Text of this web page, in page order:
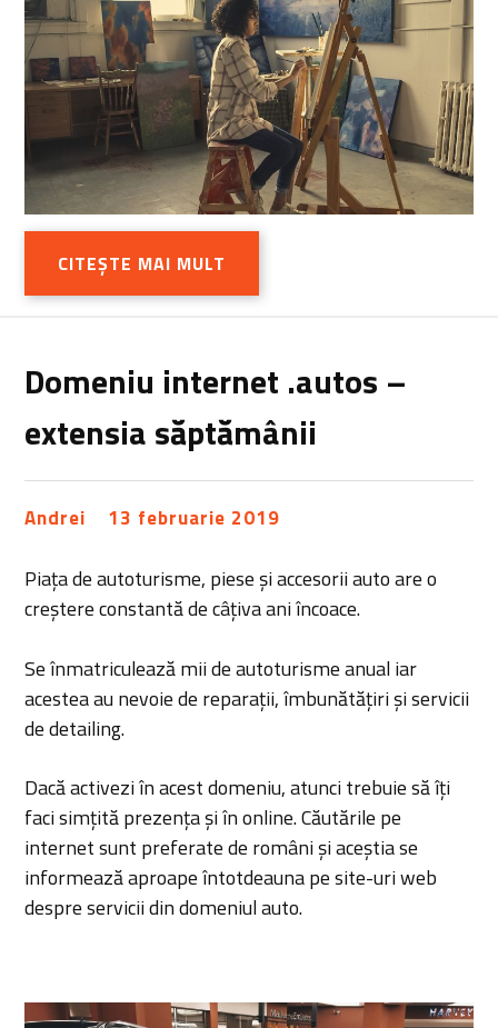
CITEȘTE MAI MULT
Domeniu internet .autos –
extensia săptămânii
Andrei 13 februarie 2019
Piața de autoturisme, piese și accesorii auto are o
creștere constantă de câțiva ani încoace.
Se înmatriculează mii de autoturisme anual iar
acestea au nevoie de reparații, îmbunătățiri și servicii
de detailing.
Dacă activezi în acest domeniu, atunci trebuie să îți
faci simțită prezența și în online. Căutările pe
internet sunt preferate de români și aceștia se
informează aproape întotdeauna pe site-uri web
despre servicii din domeniul auto.